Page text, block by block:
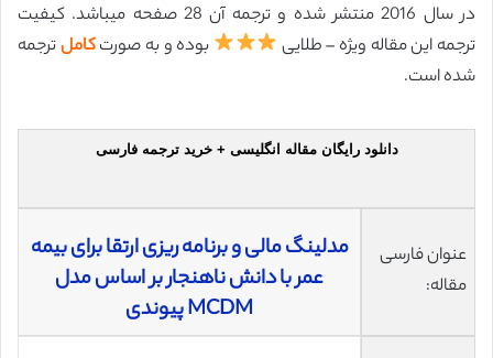
در سال 2016 منتشر شده و ترجمه آن 28 صفحه میباشد. کیفیت
ترجمه این مقاله ویژه – طلایی
بوده و به صورتکاملترجمه
شده است.
دانلود رایگان مقاله انگلیسی + خرید ترجمه فارسی
عنوان فارسی
مقاله:
مدلینگ مالی و برنامه ریزی ارتقا برای بیمه
عمر با دانش ناهنجار بر اساس مدل
MCDM پیوندی